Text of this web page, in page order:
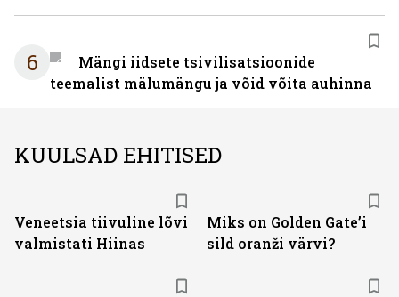
6
Mängi iidsete tsivilisatsioonide
teemalist mälumängu ja võid võita auhinna
KUULSAD EHITISED
Veneetsia tiivuline lõvi
valmistati Hiinas
Miks on Golden Gate’i
sild oranži värvi?